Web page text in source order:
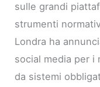
sulle grandi
strumenti
Londra ha
social media per i
da sistemi